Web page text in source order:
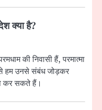
क्या है?
की निवासी हैं, परमात्मा
से हम उनसे संबंध जोड़कर
कर सकते हैं।